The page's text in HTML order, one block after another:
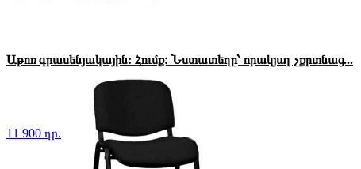
Աթոռ գրասենյակային: Հումք։ Նստատեղը՝ որակյալ չքրտնաց...
11 900 դր.